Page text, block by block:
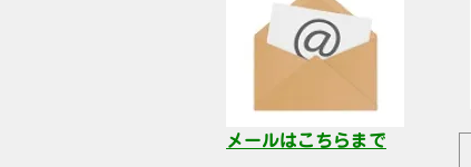
メールはこちらまで